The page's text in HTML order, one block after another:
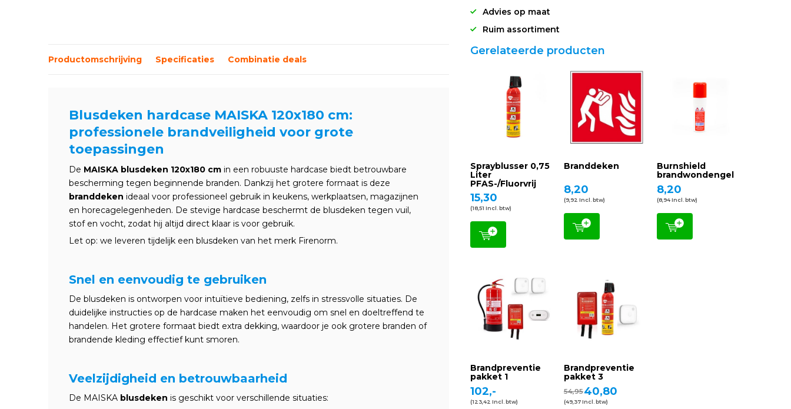
Advies op maat
Ruim assortiment
Productomschrijving Specificaties Combinatie deals
Blusdeken hardcase MAISKA 120x180 cm:
professionele brandveiligheid voor grote
toepassingen
De MAISKA blusdeken 120x180 cm in een robuuste hardcase biedt betrouwbare
bescherming tegen beginnende branden. Dankzij het grotere formaat is deze
branddeken ideaal voor professioneel gebruik in keukens, werkplaatsen, magazijnen
en horecagelegenheden. De stevige hardcase beschermt de blusdeken tegen vuil,
stof en vocht, zodat hij altijd direct klaar is voor gebruik.
Let op: we leveren tijdelijk een blusdeken van het merk Firenorm.
Snel en eenvoudig te gebruiken
De blusdeken is ontworpen voor intuïtieve bediening, zelfs in stressvolle situaties. De
duidelijke instructies op de hardcase maken het eenvoudig om snel en doeltreffend te
handelen. Het grotere formaat biedt extra dekking, waardoor je ook grotere branden of
brandende kleding effectief kunt smoren.
Veelzijdigheid en betrouwbaarheid
De MAISKA blusdeken is geschikt voor verschillende situaties:
Gerelateerde producten
Sprayblusser 0,75
Liter
PFAS-/Fluorvrij
15,30
(18,51 Incl. btw)
Branddeken
8,20
(9,92 Incl. btw)
Burnshield
brandwondengel
8,20
(8,94 Incl. btw)
Brandpreventie
pakket 1
102,-
(123,42 Incl. btw)
Brandpreventie
pakket 3
54,9540,80
(49,37 Incl. btw)